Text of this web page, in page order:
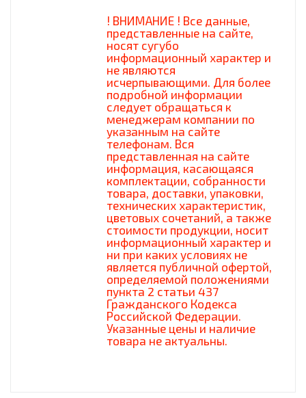
! ВНИМАНИЕ ! Все данные,
представленные на сайте,
носят сугубо
информационный характер и
не являются
исчерпывающими. Для более
подробной информации
следует обращаться к
менеджерам компании по
указанным на сайте
телефонам. Вся
представленная на сайте
информация, касающаяся
комплектации, собранности
товара, доставки, упаковки,
технических характеристик,
цветовых сочетаний, а также
стоимости продукции, носит
информационный характер и
ни при каких условиях не
является публичной офертой,
определяемой положениями
пункта 2 статьи 437
Гражданского Кодекса
Российской Федерации.
Указанные цены и наличие
товара не актуальны.